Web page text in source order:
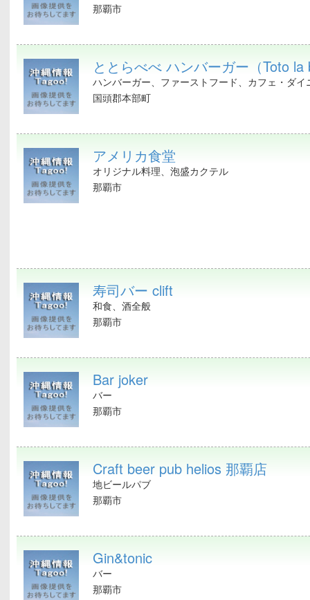
那覇市
ととらべべ ハンバーガー（Toto la
ハンバーガー、ファーストフード、カフェ・ダイ
国頭郡本部町
アメリカ食堂
オリジナル料理、泡盛カクテル
那覇市
寿司バー clift
和食、酒全般
那覇市
Bar joker
バー
那覇市
Craft beer pub helios 那覇店
地ビールパブ
那覇市
Gin&tonic
バー
那覇市